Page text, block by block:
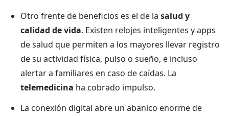
Otro frente de beneficios es el de la salud y
calidad de vida. Existen relojes inteligentes y apps
de salud que permiten a los mayores llevar registro
de su actividad física, pulso o sueño, e incluso
alertar a familiares en caso de caídas. La
telemedicina ha cobrado impulso.
La conexión digital abre un abanico enorme de